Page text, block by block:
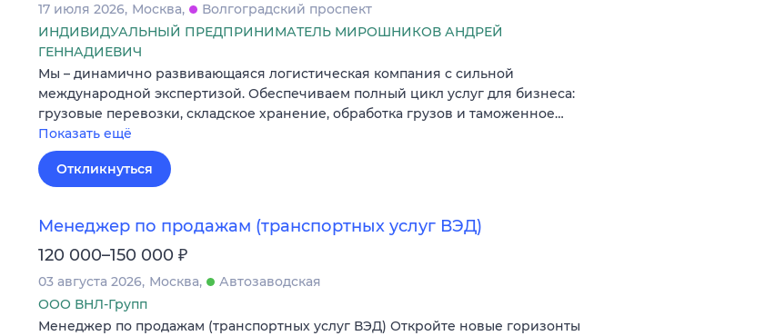
17 июля 2026 Москва
Волгоградский проспект
ИНДИВИДУАЛЬНЫЙ ПРЕДПРИНИМАТЕЛЬ МИРОШНИКОВ АНДРЕЙ
ГЕННАДИЕВИЧ
Мы – динамично развивающаяся логистическая компания с сильной
международной экспертизой. Обеспечиваем полный цикл услуг для бизнеса:
грузовые перевозки, складское хранение, обработка грузов и таможенное…
Показать ещё
Откликнуться
Менеджер по продажам (транспортных услуг ВЭД)
120 000–150 000 ₽
03 августа 2026 Москва
Автозаводская
ООО ВНЛ-Групп
Менеджер по продажам (транспортных услуг ВЭД) Откройте новые горизонты